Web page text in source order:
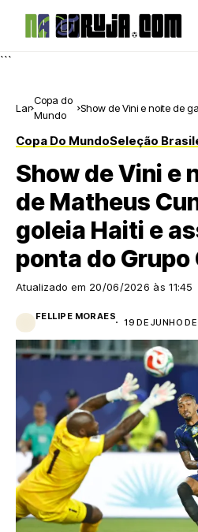
```
Lar
Copa do
Mundo
Show de Vini e noite de
Copa Do MundoSeleção
Show de Vini e
de Matheus
goleia Haiti e
ponta do Grupo
Atualizado em 20/06/2026 às 11:45
FELLIPE MORAES
19 DE JUNHO